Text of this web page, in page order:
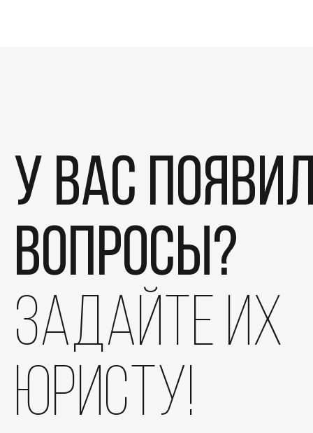
У вас
вопросы?
задайте их
юристу!